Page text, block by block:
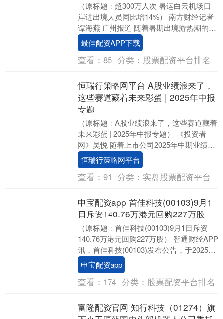
（原标题：超300万人次 暑运白云机场口
岸进出境人员同比增14%） 南方财经记者
谭海燕 广州报道 随着暑期出境游热潮的到
来，广州白云机场口岸客流激增。9月1
日，....
最佳配资APP下载
查看： 85 分类： 股票配资平台排名
恒瑞行策略网平台 A股业绩浪来了，
这些赛道藏着未来彩蛋 | 2025年中报
专题
（原标题：A股业绩浪来了，这些赛道藏着
未来彩蛋 | 2025年中报专题） 《投资者
网》吴悦 随着上市公司2025年中期业绩报
告披露进入尾声，A股市场的期中考试答....
恒瑞行策略网平台
查看： 91 分类： 实盘股票配资平台
申宝配资app 首佳科技(00103)9月1
日斥资140.76万港元回购227万股
（原标题：首佳科技(00103)9月1日斥资
140.76万港元回购227万股） 智通财经APP
讯，首佳科技(00103)发布公告，于2025年
9月1日，该公司斥....
申宝配资app
查看： 174 分类： 股票配资平台排名
富隆配资官网 知行科技（01274）旗